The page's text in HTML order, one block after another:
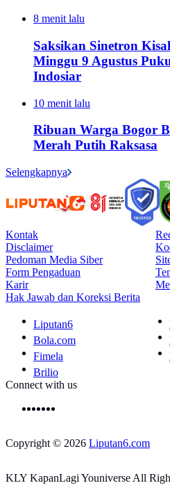
8 menit lalu
Saksikan Sinetron
Minggu 9 Agustus
Indosiar
10 menit lalu
Ribuan Warga Bogor
Merah Putih Raksasa
Selengkapnya
Kontak
Disclaimer
Pedoman Media Siber
Form Pengaduan
Karir
Hak Jawab dan Koreksi Berita
Liputan6
Bola.com
Fimela
Brilio
Connect with us
Copyright © 2026 Liputan6.com
KLY KapanLagi Youniverse All